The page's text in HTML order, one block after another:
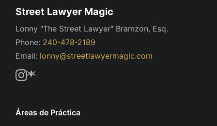
Street Lawyer Magic
Lonny "The Street Lawyer" Bramzon, Esq.
Phone: 240-478-2189
Email: lonny@streetlawyermagic.com
Áreas de Práctica